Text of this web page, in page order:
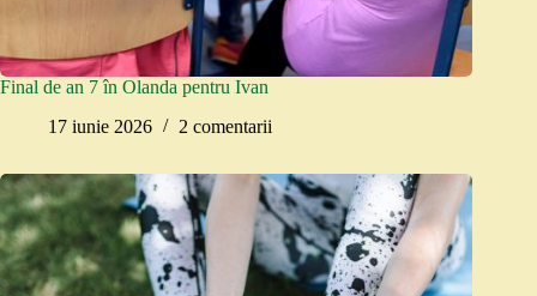
Final de an 7 în Olanda pentru Ivan
17 iunie 2026
2 comentarii